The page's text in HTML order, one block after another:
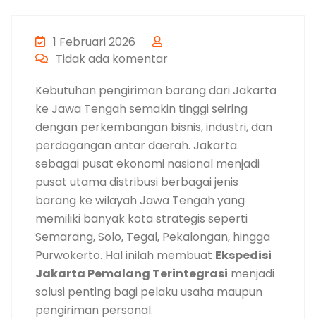
1 Februari 2026
Tidak ada komentar
Kebutuhan pengiriman barang dari Jakarta
ke Jawa Tengah semakin tinggi seiring
dengan perkembangan bisnis, industri, dan
perdagangan antar daerah. Jakarta
sebagai pusat ekonomi nasional menjadi
pusat utama distribusi berbagai jenis
barang ke wilayah Jawa Tengah yang
memiliki banyak kota strategis seperti
Semarang, Solo, Tegal, Pekalongan, hingga
Purwokerto. Hal inilah membuat Ekspedisi
Jakarta Pemalang Terintegrasi menjadi
solusi penting bagi pelaku usaha maupun
pengiriman personal.